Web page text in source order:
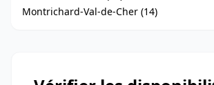
Montrichard-Val-de-Cher (14)